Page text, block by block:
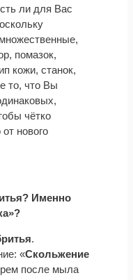
ли для Вас
помазок,
кожи, станок,
то, что Вы
чётко
нового
Именно
.
«Скольжение
после мыла